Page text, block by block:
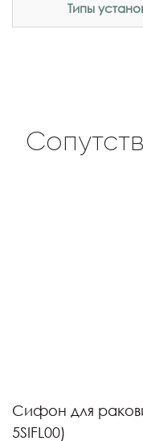
Типы
Сифон для
5SIFL00)